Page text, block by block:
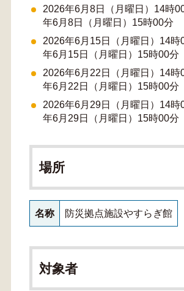
2026年6月8日（月曜日）14時
年6月8日（月曜日）15時00分
2026年6月15日（月曜日）14時
年6月15日（月曜日）15時00分
2026年6月22日（月曜日）14時
年6月22日（月曜日）15時00分
2026年6月29日（月曜日）14時
年6月29日（月曜日）15時00分
場所
名称 防災拠点施設やすらぎ館
対象者